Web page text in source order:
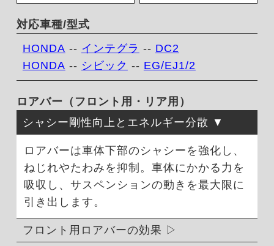
対応車種/型式
HONDA -- インテグラ -- DC2
HONDA -- シビック -- EG/EJ1/2
ロアバー（フロント用・リア用）
シャシー剛性向上とエネルギー分散
ロアバーは車体下部のシャシーを強化し、
ねじれやたわみを抑制。車体にかかる力を
吸収し、サスペンションの動きを最大限に
引き出します。
フロント用ロアバーの効果